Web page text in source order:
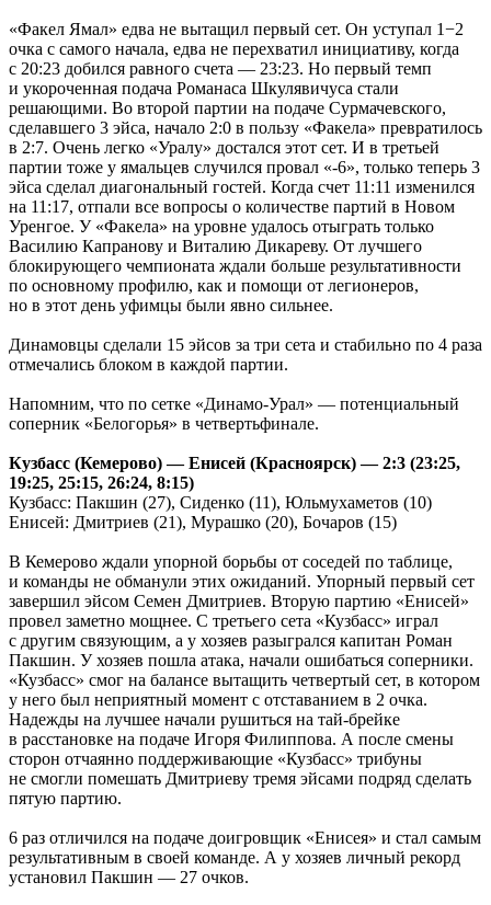
«Факел Ямал» едва не вытащил первый сет. Он уступал 1−2
очка с самого начала, едва не перехватил инициативу, когда
с 20:23 добился равного счета — 23:23. Но первый темп
и укороченная подача Романаса Шкулявичуса стали
решающими. Во второй партии на подаче Сурмачевского,
сделавшего 3 эйса, начало 2:0 в пользу «Факела» превратилось
в 2:7. Очень легко «Уралу» достался этот сет. И в третьей
партии тоже у ямальцев случился провал «-6», только теперь 3
эйса сделал диагональный гостей. Когда счет 11:11 изменился
на 11:17, отпали все вопросы о количестве партий в Новом
Уренгое. У «Факела» на уровне удалось отыграть только
Василию Капранову и Виталию Дикареву. От лучшего
блокирующего чемпионата ждали больше результативности
по основному профилю, как и помощи от легионеров,
но в этот день уфимцы были явно сильнее.
Динамовцы сделали 15 эйсов за три сета и стабильно по 4 раза
отмечались блоком в каждой партии.
Напомним, что по сетке «Динамо-Урал» — потенциальный
соперник «Белогорья» в четвертьфинале.
Кузбасс (Кемерово) — Енисей (Красноярск) — 2:3 (23:25,
19:25, 25:15, 26:24, 8:15)
Кузбасс: Пакшин (27), Сиденко (11), Юльмухаметов (10)
Енисей: Дмитриев (21), Мурашко (20), Бочаров (15)
В Кемерово ждали упорной борьбы от соседей по таблице,
и команды не обманули этих ожиданий. Упорный первый сет
завершил эйсом Семен Дмитриев. Вторую партию «Енисей»
провел заметно мощнее. С третьего сета «Кузбасс» играл
с другим связующим, а у хозяев разыгрался капитан Роман
Пакшин. У хозяев пошла атака, начали ошибаться соперники.
«Кузбасс» смог на балансе вытащить четвертый сет, в котором
у него был неприятный момент с отставанием в 2 очка.
Надежды на лучшее начали рушиться на тай-брейке
в расстановке на подаче Игоря Филиппова. А после смены
сторон отчаянно поддерживающие «Кузбасс» трибуны
не смогли помешать Дмитриеву тремя эйсами подряд сделать
пятую партию.
6 раз отличился на подаче доигровщик «Енисея» и стал самым
результативным в своей команде. А у хозяев личный рекорд
установил Пакшин — 27 очков.